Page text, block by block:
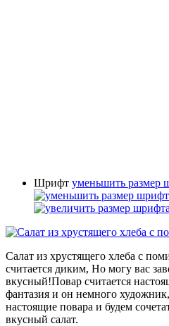
Шрифт уменьшить размер
Салат из хрустящего хлеба с
считается диким, Но могу вас
вкусный!Повар считается
фантазия и он немного
настоящие повара и будем
вкусный салат.